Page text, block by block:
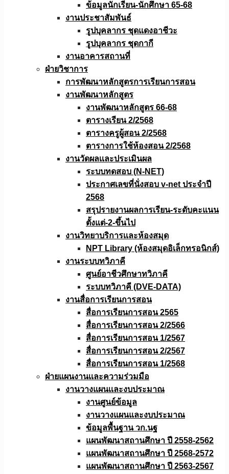
ข้อมูลนักเรียน-นักศึกษา 65-68
งานประชาสัมพันธ์
รูปบุคลากร ชุดแดงอาชีวะ
รูปบุคลากร ชุดกากี
งานอาคารสถานที่
ฝ่ายวิชาการ
การพัฒนาหลักสูตรการเรียนการสอน
งานพัฒนาหลักสูตร
งานพัฒนาหลักสูตร 66-68
ตารางเรียน 2/2568
ตารางครูผู้สอน 2/2568
ตารางการใช้ห้องสอน 2/2568
งานวัดผลเเละประเมินผล
ระบบทดสอบ (N-NET)
ประกาศเลขที่นั่งสอบ v-net ประจำปี
2568
สรุปรายงานผลการเรียน-ระดับคะแนน
ตั้งแต่-2-ขึ้นไป
งานวิทยาบริการเเละห้องสมุด
NPT Library (ห้องสมุดอิเล็กทรอนิกส์)
งานระบบทวิภาคี
ศูนย์อาชีวศึกษาทวิภาคี
ระบบทวิภาคี (DVE-DATA)
งานสื่อการเรียนการสอน
สื่อการเรียนการสอน 2565
สื่อการเรียนการสอน 2/2566
สื่อการเรียนการสอน 1/2567
สื่อการเรียนการสอน 2/2567
สื่อการเรียนการสอน 1/2568
ฝ่ายแผนงานเเละความร่วมมือ
งานวางแผนเเละงบประมาณ
งานศูนย์ข้อมูล
งานวางแผนและงบประมาณ
ข้อมูลพื้นฐาน วก.นฐ
แผนพัฒนาสถานศึกษา ปี 2558-2562
แผนพัฒนาสถานศึกษา ปี 2568-2572
แผนพัฒนาสถานศึกษา ปี 2563-2567